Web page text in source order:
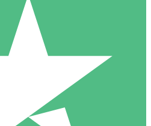
10 Download
20